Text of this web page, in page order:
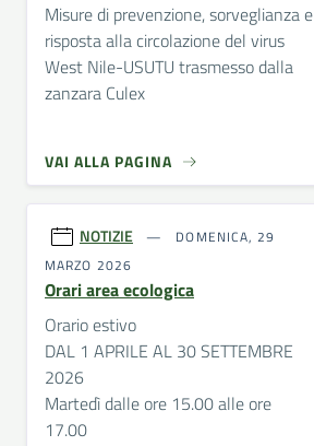
Misure di prevenzione, sorveglianza e
risposta alla circolazione del virus
West Nile-USUTU trasmesso dalla
zanzara Culex
VAI ALLA PAGINA
NOTIZIE
DOMENICA, 29
MARZO 2026
Orari area ecologica
Orario estivo
DAL 1 APRILE AL 30 SETTEMBRE
2026
Martedì dalle ore 15.00 alle ore
17.00